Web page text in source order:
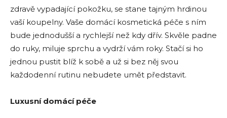
zdravě vypadající pokožku, se stane tajným hrdinou
vaší koupelny. Vaše domácí kosmetická péče s ním
bude jednodušší a rychlejší než kdy dřív. Skvěle padne
do ruky, miluje sprchu a vydrží vám roky. Stačí si ho
jednou pustit blíž k sobě a už si bez něj svou
každodenní rutinu nebudete umět představit.
Luxusní domácí péče